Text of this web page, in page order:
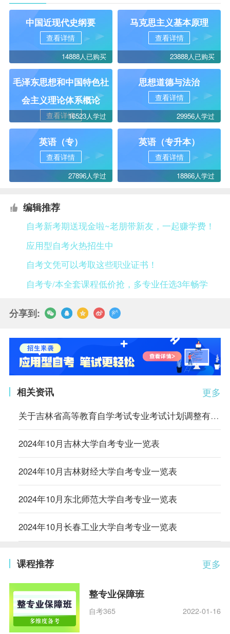
中国近现代史纲要
查看详情
14888人已购买
马克思主义基本原理
查看详情
23888人已购买
毛泽东思想和中国特色社
会主义理论体系概论
查看详情16523人学过
思想道德与法治
查看详情
29956人学过
英语（专）
查看详情
27896人学过
英语（专升本）
查看详情
18866人学过
编辑推荐
自考新考期送现金啦~老朋带新友，一起赚学费！
应用型自考火热招生中
自考文凭可以考取这些职业证书！
自考专/本全套课程低价抢，多专业任选3年畅学
分享到:
更多
相关资讯
关于吉林省高等教育自学考试专业考试计划调整有关事项的通知
2024年10月吉林大学自考专业一览表
2024年10月吉林财经大学自考专业一览表
2024年10月东北师范大学自考专业一览表
2024年10月长春工业大学自考专业一览表
更多
课程推荐
整专业保障班
自考365 2022-01-16